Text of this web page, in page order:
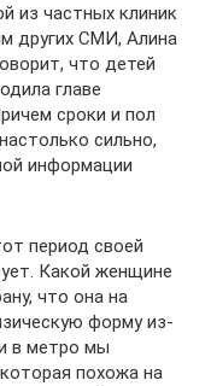
из частных клиник
других СМИ, Алина
что детей
главе
сроки и пол
сильно,
информации
период своей
Какой женщине
что она на
форму из-
в метро мы
похожа на